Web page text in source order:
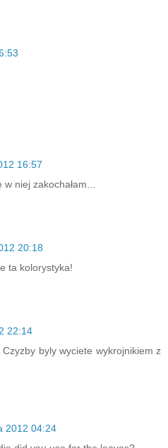
16:57
niej zakochałam...
20:18
ta kolorystyka!
22:14
byly wyciete wykrojnikiem z
2012 04:24